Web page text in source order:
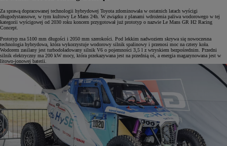
Za sprawą dopracowanej technologii hybrydowej Toyota zdominowała w ostatnich latach wyścigi
długodystansowe, w tym kultowy Le Mans 24h. W związku z planami wdrożenia paliwa wodorowego w tej
kategorii wyścigowej od 2030 roku koncern przygotował już prototyp o nazwie Le Mans GR H2 Racing
Concept.
Prototyp ma 5100 mm długości i 2050 mm szerokości. Pod lekkim nadwoziem skrywa się nowoczesna
technologia hybrydowa, która wykorzystuje wodorowy silnik spalinowy i przenosi moc na cztery koła.
Wodorem zasilany jest turbodoładowany silnik V6 o pojemności 3,5 l z wtryskiem bezpośrednim. Przedni
silnik elektryczny ma 200 kW mocy, która przekazywana jest na przednią oś, a energia magazynowana jest w
litowo-jonowej baterii.